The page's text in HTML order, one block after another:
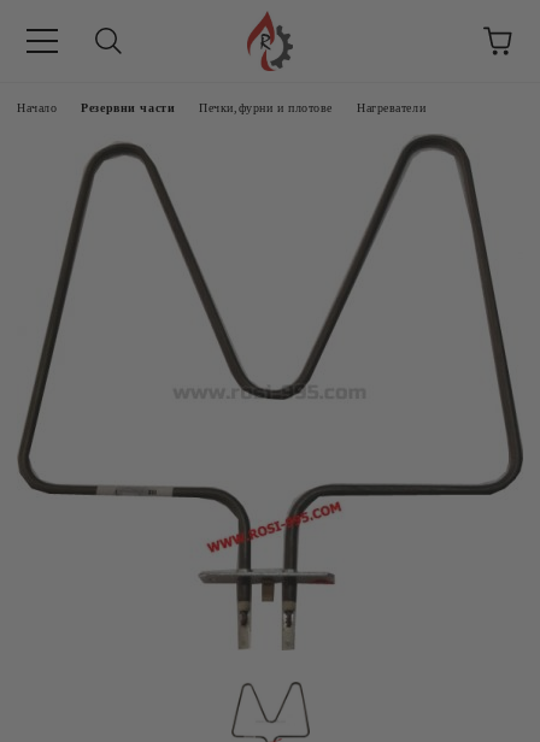
Начало Резервни части Печки,фурни и плотове Нагреватели